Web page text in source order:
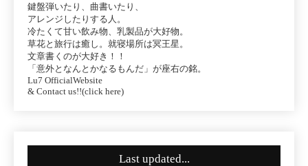
鍵盤弾いたり、曲書いたり、
アレンジしたりする人。
冷たくて甘い飲み物、乳製品が大好物。
草花と旅行は癒し。就寝場所は冥王星。
文章書くのが大好き！！
「意外となんとかなるもんだ」が座右の銘。
Lu7 OfficialWebsite
& Contact us!!(click here)
Last updated...